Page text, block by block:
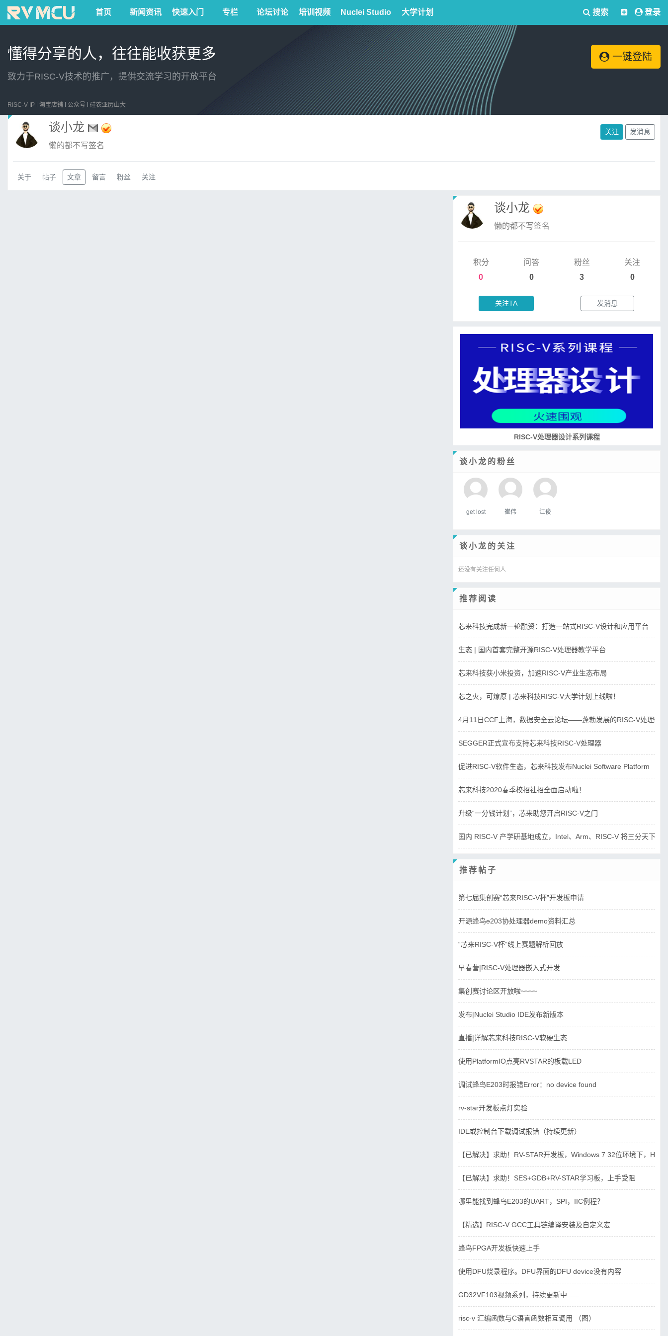
首页 新闻资讯 快速入门 专栏 论坛讨论 培训视频 Nuclei Studio 大学计划 搜索 登录
懂得分享的人，往往能收获更多
致力于RISC-V技术的推广，提供交流学习的开放平台
一键登陆
RISC-V IP 淘宝店铺 公众号 硅农亚历山大
谈小龙
懒的都不写签名
关注 发消息
关于 帖子 文章 留言 粉丝 关注
谈小龙
懒的都不写签名
积分
0
问答
0
粉丝
3
关注
0
关注TA 发消息
RISC-V处理器设计系列课程
谈小龙的粉丝
get lost 崔伟 江俊
谈小龙的关注
还没有关注任何人
推荐阅读
芯来科技完成新一轮融资：打造一站式RISC-V设计和应用平台
生态 | 国内首套完整开源RISC-V处理器教学平台
芯来科技获小米投资，加速RISC-V产业生态布局
芯之火，可燎原 | 芯来科技RISC-V大学计划上线啦！
4月11日CCF上海，数据安全云论坛——蓬勃发展的RISC-V处理器
SEGGER正式宣布支持芯来科技RISC-V处理器
促进RISC-V软件生态，芯来科技发布Nuclei Software Platform
芯来科技2020春季校招社招全面启动啦！
升级“一分钱计划”，芯来助您开启RISC-V之门
国内 RISC-V 产学研基地成立，Intel、Arm、RISC-V 将三分天下？
推荐帖子
第七届集创赛“芯来RISC-V杯”开发板申请
开源蜂鸟e203协处理器demo资料汇总
“芯来RISC-V杯”线上赛题解析回放
早春营|RISC-V处理器嵌入式开发
集创赛讨论区开放啦~~~~
发布|Nuclei Studio IDE发布新版本
直播|详解芯来科技RISC-V软硬生态
使用PlatformIO点亮RVSTAR的板载LED
调试蜂鸟E203时报错Error：no device found
rv-star开发板点灯实验
IDE或控制台下载调试报错（持续更新）
【已解决】求助！RV-STAR开发板，Windows 7 32位环境下，
【已解决】求助！SES+GDB+RV-STAR学习板，上手受阻
哪里能找到蜂鸟E203的UART，SPI，IIC例程？
【精选】RISC-V GCC工具链编译安装及自定义宏
蜂鸟FPGA开发板快速上手
使用DFU烧录程序。DFU界面的DFU device没有内容
GD32VF103视频系列，持续更新中......
risc-v 汇编函数与C语言函数相互调用 （图）